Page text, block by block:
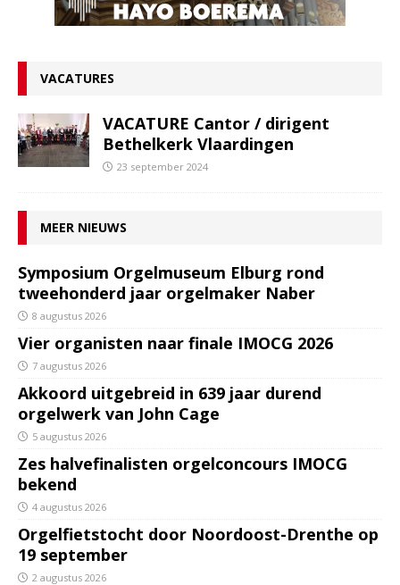
VACATURES
VACATURE Cantor / dirigent
Bethelkerk Vlaardingen
23 september 2024
MEER NIEUWS
Symposium Orgelmuseum Elburg rond
tweehonderd jaar orgelmaker Naber
8 augustus 2026
Vier organisten naar finale IMOCG 2026
7 augustus 2026
Akkoord uitgebreid in 639 jaar durend
orgelwerk van John Cage
5 augustus 2026
Zes halvefinalisten orgelconcours IMOCG
bekend
4 augustus 2026
Orgelfietstocht door Noordoost-Drenthe op
19 september
2 augustus 2026